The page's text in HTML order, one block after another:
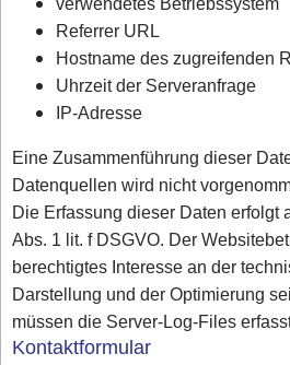
Referrer URL
Hostname des zugreifenden
Uhrzeit der Serveranfrage
IP-Adresse
Eine Zusammenführung dieser
Datenquellen wird nicht
Die Erfassung dieser Daten erfolgt
Abs. 1 lit. f DSGVO. Der
berechtigtes Interesse an der
Darstellung und der Optimierung
müssen die Server-Log-Files
Kontaktformular